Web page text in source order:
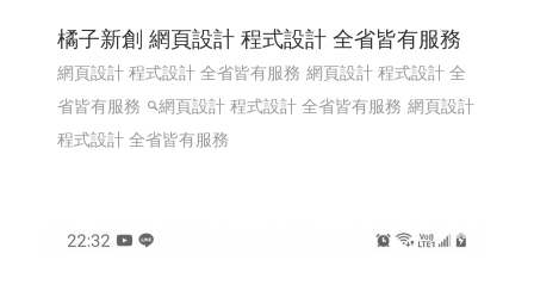
橘子新創 網頁設計 程式設計 全省皆有服務
網頁設計 程式設計 全省皆有服務 網頁設計 程式設計 全
省皆有服務
網頁設計 程式設計 全省皆有服務 網頁設計
程式設計 全省皆有服務